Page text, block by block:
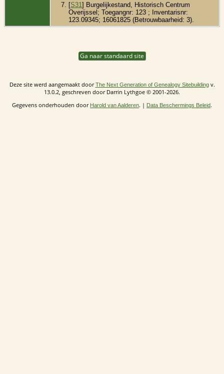
[S31 ] Burgelijkestand, Historisch Centrum
Overijssel; Toegangnr: 123 ; Inventarisnr:
123.09345; 16061825 (Betrouwbaarheid: 3).
Ga naar standaard site
Deze site werd aangemaakt doorThe Next Generation of Genealogy Sitebuildingv.
13.0.2, geschreven door Darrin Lythgoe © 2001-2026.
Gegevens onderhouden door Harold van Aalderen. | Data Beschermings Beleid.